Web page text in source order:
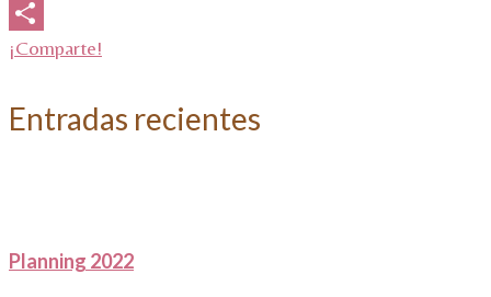
Email
¡Comparte!
Entradas recientes
Planning 2022